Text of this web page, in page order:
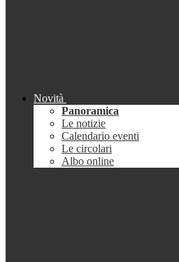
Novità
Panoramica
Le notizie
Calendario eventi
Le circolari
Albo online